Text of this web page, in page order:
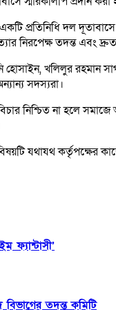
প্রতিনিধি দল
নিরপেক্ষ তদন্ত এবং দ্রুত
হোসাইন, খলিলুর রহমান
সদস্যরা।
নিশ্চিত না হলে
যথাযথ কর্তৃপক্ষের
ফ্যান্টাসী’
বিভাগের তদন্ত কমিটি